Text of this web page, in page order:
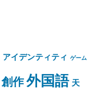
アイデンティティ ゲーム
創作外国語 天